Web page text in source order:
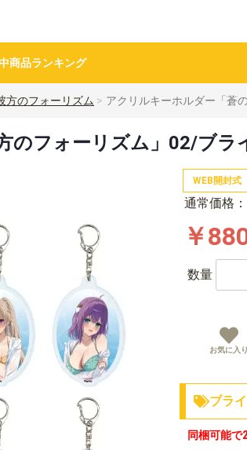
商品ランキング
方のフォーリズム アクリルキーホルダー「蒼
のフォーリズム」02/ブ
WEB開封式
通常価格
￥
お気に入り
数量
ブラ
同梱可能で